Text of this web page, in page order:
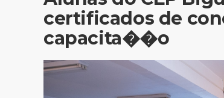
certificados de
capacita��o